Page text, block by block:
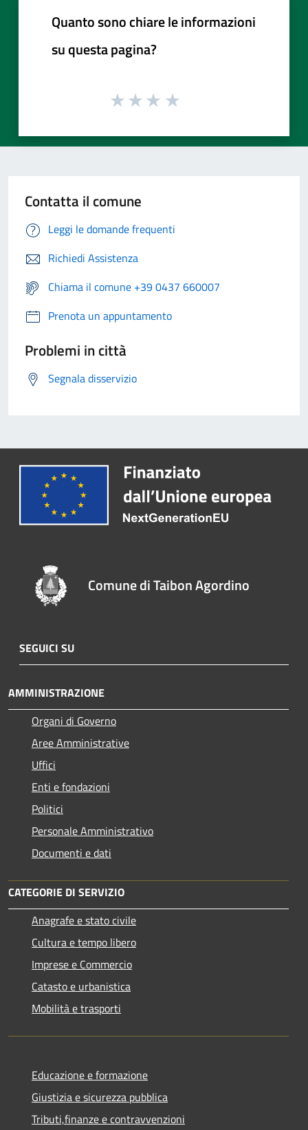
Quanto sono chiare le informazioni
su questa pagina?
Contatta il comune
Leggi le domande frequenti
Richiedi Assistenza
Chiama il comune +39 0437 660007
Prenota un appuntamento
Problemi in città
Segnala disservizio
Comune di Taibon Agordino
SEGUICI SU
AMMINISTRAZIONE
Organi di Governo
Aree Amministrative
Uffici
Enti e fondazioni
Politici
Personale Amministrativo
Documenti e dati
CATEGORIE DI SERVIZIO
Anagrafe e stato civile
Cultura e tempo libero
Imprese e Commercio
Catasto e urbanistica
Mobilità e trasporti
Educazione e formazione
Giustizia e sicurezza pubblica
Tributi,finanze e contravvenzioni